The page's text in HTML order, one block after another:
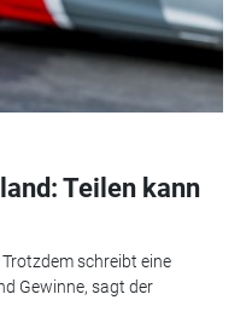
Teilen kann
schreibt eine
Gewinne, sagt der